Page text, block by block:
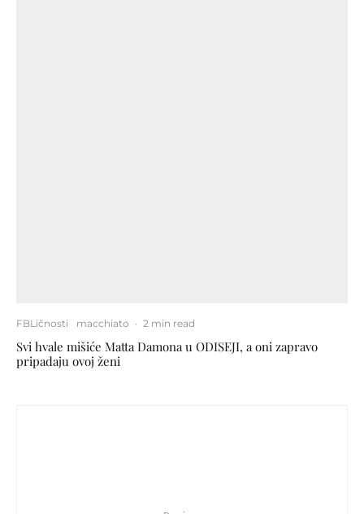
FBLičnosti macchiato · 2 min read
Svi hvale mišiće Matta Damona u ODISEJI, a oni zapravo
pripadaju ovoj ženi